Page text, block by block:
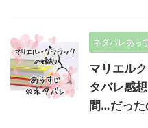
ネタバレあら
マリエル
タバレ感
間…だった